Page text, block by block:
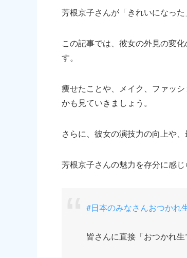
芳根京子さんが「きれいになった
この記事では、彼女の外見の変
す。
痩せたことや、メイク、ファッ
かも見ていきましょう。
さらに、彼女の演技力の向上や
芳根京子さんの魅力を存分に感
#日本のみなさんおつかれ
皆さんに直接「おつかれ